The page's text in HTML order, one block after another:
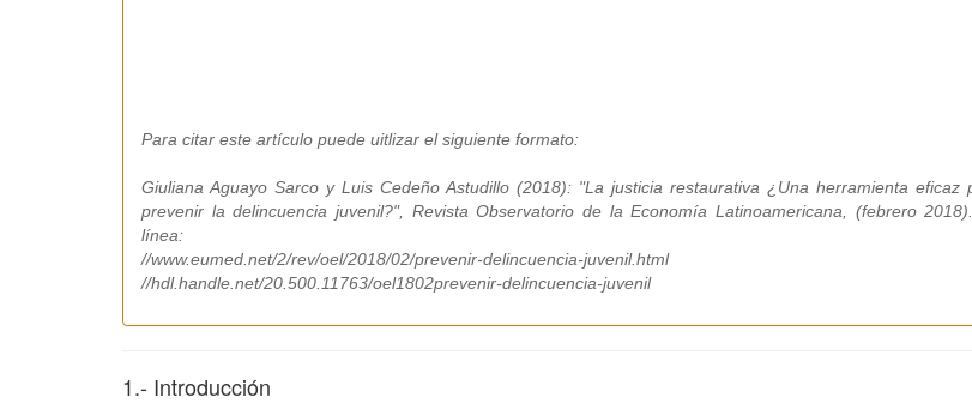
Para citar este artículo puede uitlizar el siguiente formato:
Giuliana Aguayo Sarco y Luis Cedeño Astudillo (2018): "La justicia restaurativa ¿Una herramienta eficaz
prevenir la delincuencia juvenil?", Revista Observatorio de la Economía Latinoamericana, (febrero
línea:
//www.eumed.net/2/rev/oel/2018/02/prevenir-delincuencia-juvenil.html
//hdl.handle.net/20.500.11763/oel1802prevenir-delincuencia-juvenil
1.- Introducción